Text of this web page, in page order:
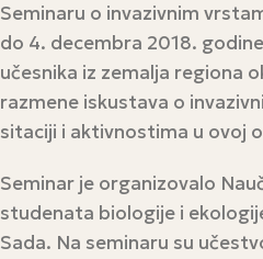
Seminaru o invazivnim
do 4. decembra 2018.
učesnika iz zemalja regiona
razmene iskustava o
sitaciji i aktivnostima u ovoj
Seminar je organizovalo
studenata biologije i
Sada. Na seminaru su